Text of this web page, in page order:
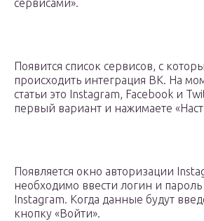
сервисами».
Появится список сервисов, с
происходить интеграция ВК. На
статьи это Instagram, Facebook и
первый вариант и нажимаете
Появляется окно авторизации
необходимо ввести логин и пароль
Instagram. Когда данные будут
кнопку «Войти».